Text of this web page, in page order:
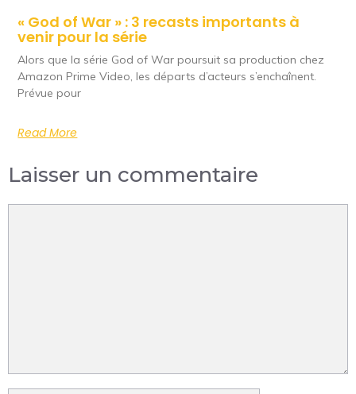
« God of War » : 3 recasts importants à
venir pour la série
Alors que la série God of War poursuit sa production chez
Amazon Prime Video, les départs d’acteurs s’enchaînent.
Prévue pour
Read More
Laisser un commentaire